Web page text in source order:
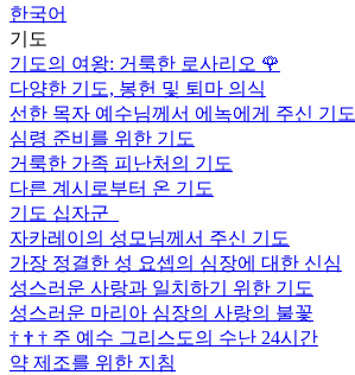
한국어
기도
기도의 여왕: 거룩한 로사리오 🌹
다양한 기도, 봉헌 및 퇴마 의식
선한 목자 예수님께서 에녹에게 주신 기도
심령 준비를 위한 기도
거룩한 가족 피난처의 기도
다른 계시로부터 온 기도
기도 십자군
자카레이의 성모님께서 주신 기도
가장 정결한 성 요셉의 심장에 대한 신심
성스러운 사랑과 일치하기 위한 기도
성스러운 마리아 심장의 사랑의 불꽃
† † † 주 예수 그리스도의 수난 24시간
약 제조를 위한 지침